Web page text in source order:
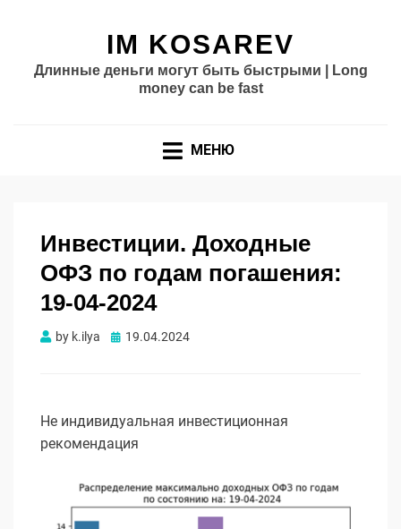
IM KOSAREV
Длинные деньги могут быть быстрыми | Long
money can be fast
МЕНЮ
Инвестиции. Доходные
ОФЗ по годам погашения:
19-04-2024
by k.ilya Опубликовано
19.04.2024
Не индивидуальная инвестиционная
рекомендация